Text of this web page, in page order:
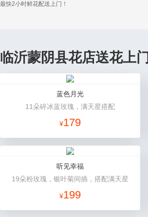
最快2小时鲜花配送上门！
临沂蒙阴县花店送花上门
蓝色月光
11朵碎冰蓝玫瑰，满天星搭配
¥179
听见幸福
19朵粉玫瑰，银叶菊间插，搭配满天星
¥199